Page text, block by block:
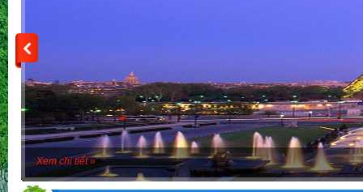
Xem chi tiết »